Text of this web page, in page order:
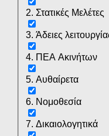
2. Στατικές Μελέτες
3. Άδειες
4. ΠΕΑ Ακινήτων
5. Αυθαίρετα
6. Νομοθεσία
7. Δικαιολογητικά